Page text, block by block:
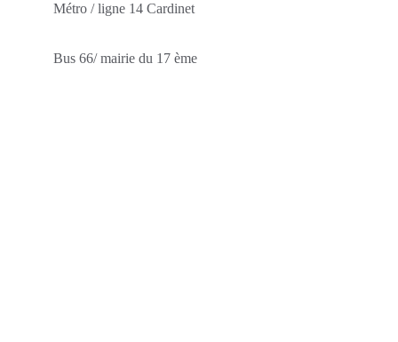
Métro / ligne 14 Cardinet
Bus 66/ mairie du 17 ème